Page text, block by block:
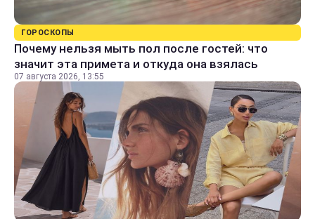
ГОРОСКОПЫ
Почему нельзя мыть пол после гостей: что
значит эта примета и откуда она взялась
07 августа 2026, 13:55